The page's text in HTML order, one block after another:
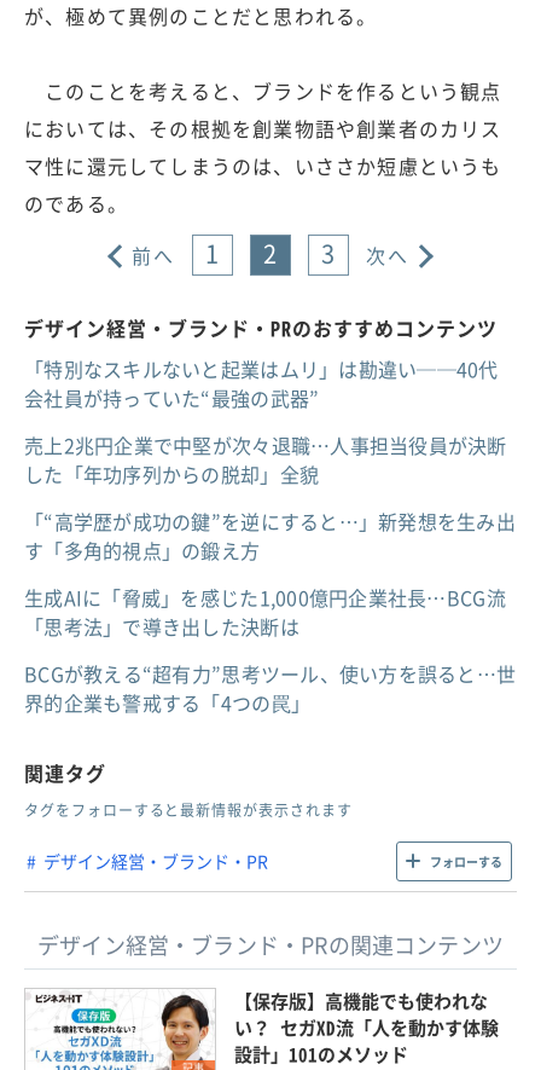
が、極めて異例のことだと思われる。
このことを考えると、ブランドを作るという観点
においては、その根拠を創業物語や創業者のカリス
マ性に還元してしまうのは、いささか短慮というも
のである。
前へ
1 2 3 次へ
デザイン経営・ブランド・PRのおすすめコンテンツ
「特別なスキルないと起業はムリ」は勘違い──40代
会社員が持っていた“最強の武器”
売上2兆円企業で中堅が次々退職…人事担当役員が決断
した「年功序列からの脱却」全貌
「“高学歴が成功の鍵”を逆にすると…」新発想を生み出
す「多角的視点」の鍛え方
生成AIに「脅威」を感じた1,000億円企業社長…BCG流
「思考法」で導き出した決断は
BCGが教える“超有力”思考ツール、使い方を誤ると…世
界的企業も警戒する「4つの罠」
関連タグ
タグをフォローすると最新情報が表示されます
デザイン経営・ブランド・PR フォローする
デザイン経営・ブランド・PRの関連コンテンツ
【保存版】高機能でも使われな
い？ セガXD流「人を動かす体験
設計」101のメソッド